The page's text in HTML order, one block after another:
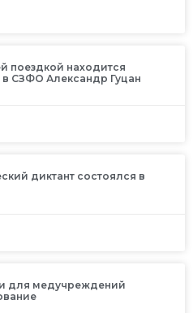
поездкой находится
СЗФО Александр Гуцан
диктант состоялся в
для медучреждений